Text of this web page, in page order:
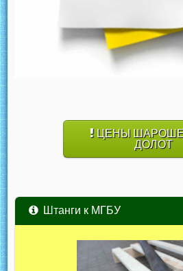
ЦЕНЫ
ДОЛОТ
Штанги к МГБУ